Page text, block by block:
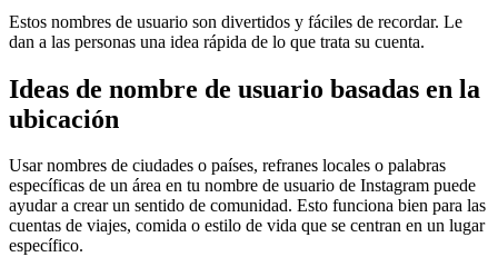
Estos nombres de usuario son divertidos y fáciles de recordar. Le
dan a las personas una idea rápida de lo que trata su cuenta.
Ideas de nombre de usuario basadas en la
ubicación
Usar nombres de ciudades o países, refranes locales o palabras
específicas de un área en tu nombre de usuario de Instagram puede
ayudar a crear un sentido de comunidad. Esto funciona bien para las
cuentas de viajes, comida o estilo de vida que se centran en un lugar
específico.